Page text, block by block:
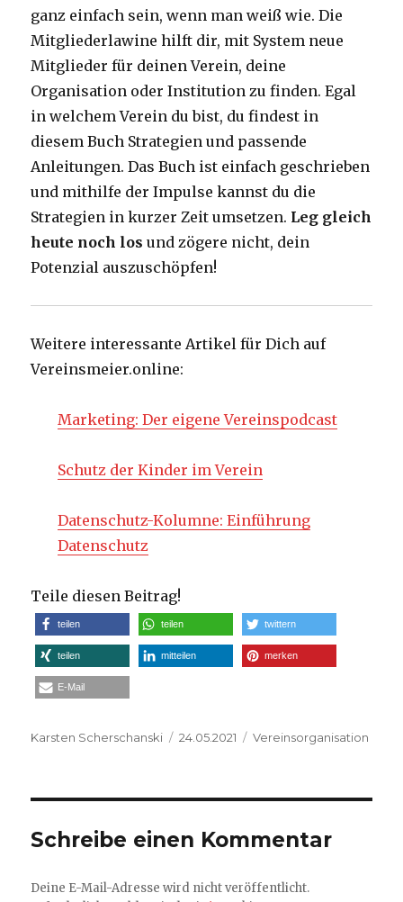
ganz einfach sein, wenn man weiß wie. Die
Mitgliederlawine hilft dir, mit System neue
Mitglieder für deinen Verein, deine
Organisation oder Institution zu finden. Egal
in welchem Verein du bist, du findest in
diesem Buch Strategien und passende
Anleitungen. Das Buch ist einfach geschrieben
und mithilfe der Impulse kannst du die
Strategien in kurzer Zeit umsetzen. Leg gleich
heute noch los und zögere nicht, dein
Potenzial auszuschöpfen!
Weitere interessante Artikel für Dich auf
Vereinsmeier.online:
Marketing: Der eigene Vereinspodcast
Schutz der Kinder im Verein
Datenschutz-Kolumne: Einführung
Datenschutz
Teile diesen Beitrag!
teilen teilen twittern
teilen mitteilen merken
E-Mail
Autor
Karsten Scherschanski
Veröffentlicht
24.05.2021 Kategorien
Vereinsorganisation
Schreibe einen Kommentar
Deine E-Mail-Adresse wird nicht veröffentlicht.